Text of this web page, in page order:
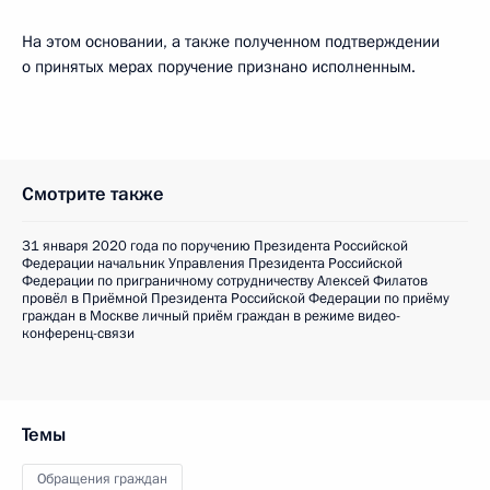
На этом основании, а также полученном подтверждении
о принятых мерах поручение признано исполненным.
Смотрите также
31 января 2020 года по поручению Президента Российской
Федерации начальник Управления Президента Российской
Федерации по приграничному сотрудничеству Алексей Филатов
провёл в Приёмной Президента Российской Федерации по приёму
граждан в Москве личный приём граждан в режиме видео-
конференц-связи
Темы
Обращения граждан